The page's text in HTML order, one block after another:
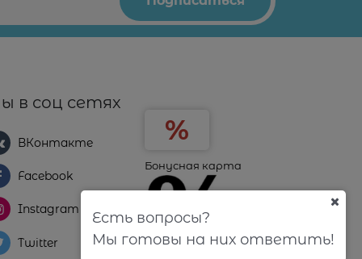
в соц сетях
ВКонтакте
Facebook
Instagram
Twitter
Бонусная карта
Есть вопросы?
Мы готовы на них ответить!